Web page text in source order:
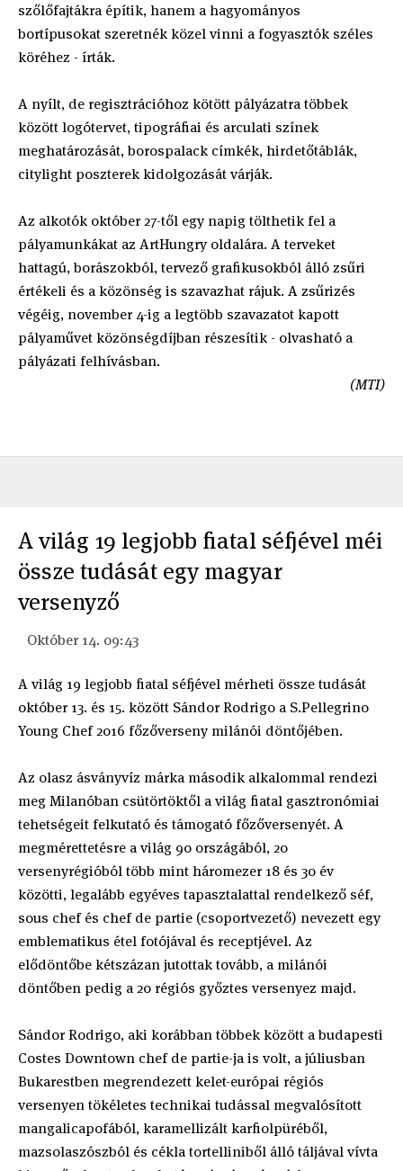
szőlőfajtákra építik, hanem a hagyományos
bortípusokat szeretnék közel vinni a fogyasztók széles
köréhez - írták.
A nyílt, de regisztrációhoz kötött pályázatra többek
között logótervet, tipográfiai és arculati színek
meghatározását, borospalack címkék, hirdetőtáblák,
citylight poszterek kidolgozását várják.
Az alkotók október 27-től egy napig tölthetik fel a
pályamunkákat az ArtHungry oldalára. A terveket
hattagú, borászokból, tervező grafikusokból álló zsűri
értékeli és a közönség is szavazhat rájuk. A zsűrizés
végéig, november 4-ig a legtöbb szavazatot kapott
pályaművet közönségdíjban részesítik - olvasható a
pályázati felhívásban.
(MTI)
A világ 19 legjobb fiatal séfjével méi
össze tudását egy magyar
versenyző
Október 14. 09:43
A világ 19 legjobb fiatal séfjével mérheti össze tudását
október 13. és 15. között Sándor Rodrigo a S.Pellegrino
Young Chef 2016 főzőverseny milánói döntőjében.
Az olasz ásványvíz márka második alkalommal rendezi
meg Milanóban csütörtöktől a világ fiatal gasztronómiai
tehetségeit felkutató és támogató főzőversenyét. A
megmérettetésre a világ 90 országából, 20
versenyrégióból több mint háromezer 18 és 30 év
közötti, legalább egyéves tapasztalattal rendelkező séf,
sous chef és chef de partie (csoportvezető) nevezett egy
emblematikus étel fotójával és receptjével. Az
elődöntőbe kétszázan jutottak tovább, a milánói
döntőben pedig a 20 régiós győztes versenyez majd.
Sándor Rodrigo, aki korábban többek között a budapesti
Costes Downtown chef de partie-ja is volt, a júliusban
Bukarestben megrendezett kelet-európai régiós
versenyen tökéletes technikai tudással megvalósított
mangalicapofából, karamellizált karfiolpüréből,
mazsolaszószból és cékla tortelliniből álló táljával vívta